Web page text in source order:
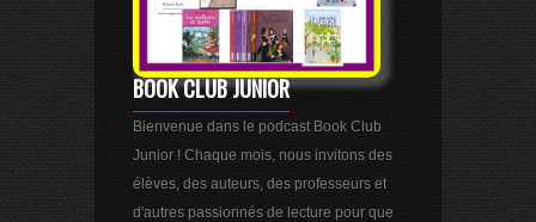
BOOK CLUB JUNIOR
Bienvenue dans le podcast Book Club
Junior ! Chaque mois, nous invitons des
élèves, des auteurs, des professeurs et
d'autres passionnés de lecture pour que